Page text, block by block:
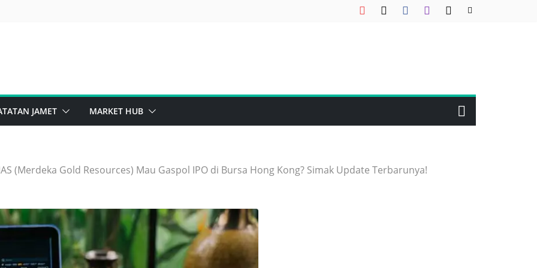
JAMET MARKET HUB
(Merdeka Gold Resources) Mau Gaspol IPO di Bursa Hong Kong? Simak Update Terbarunya!